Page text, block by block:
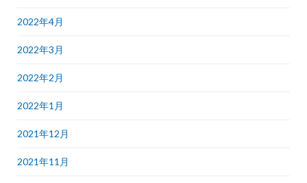
2022年4月
2022年3月
2022年2月
2022年1月
2021年12月
2021年11月